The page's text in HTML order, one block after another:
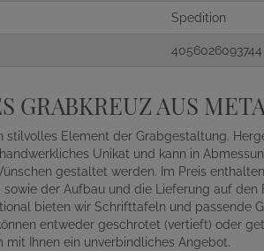
Spedition
4056026093744
GRABKREUZ AUS
stilvolles Element der Grabgestaltung.
Unikat und kann in
gestaltet werden. Im Preis
sowie der Aufbau und die Lieferung auf
bieten wir Schrifttafeln und passende
entweder geschrotet (vertieft) oder
mit Ihnen ein unverbindliches Angebot.